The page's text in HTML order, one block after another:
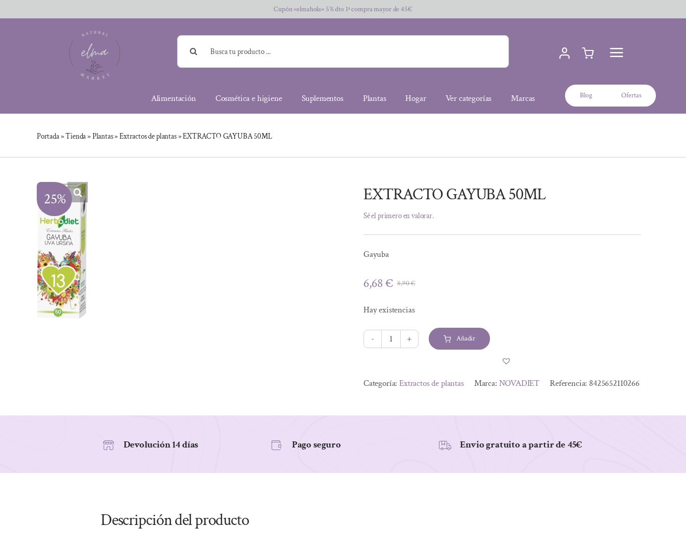
al
Cupón «elmahola» 5% dto 1ª compra mayor de 45€
Buscar:
Alimentación Cosmética e higiene Suplementos Plantas Hogar Ver categorías Marcas Blog Ofertas
Portada»Tienda»Plantas»Extractos de plantas»EXTRACTO GAYUBA 50ML
25% EXTRACTO GAYUBA 50ML
Sé el primero en valorar.
Gayuba
8,90€El
era:
8,90 €.
6,68€
El
es:
6,68 €.
Hay existencias
EXTRACTO
cantidad
Añadir
Categoría:Extractos de plantas Marca: NOVADIET Referencia: 8425652110266
Devolución 14 días Pago seguro Envio gratuito a partir de 45€
Descripción del producto